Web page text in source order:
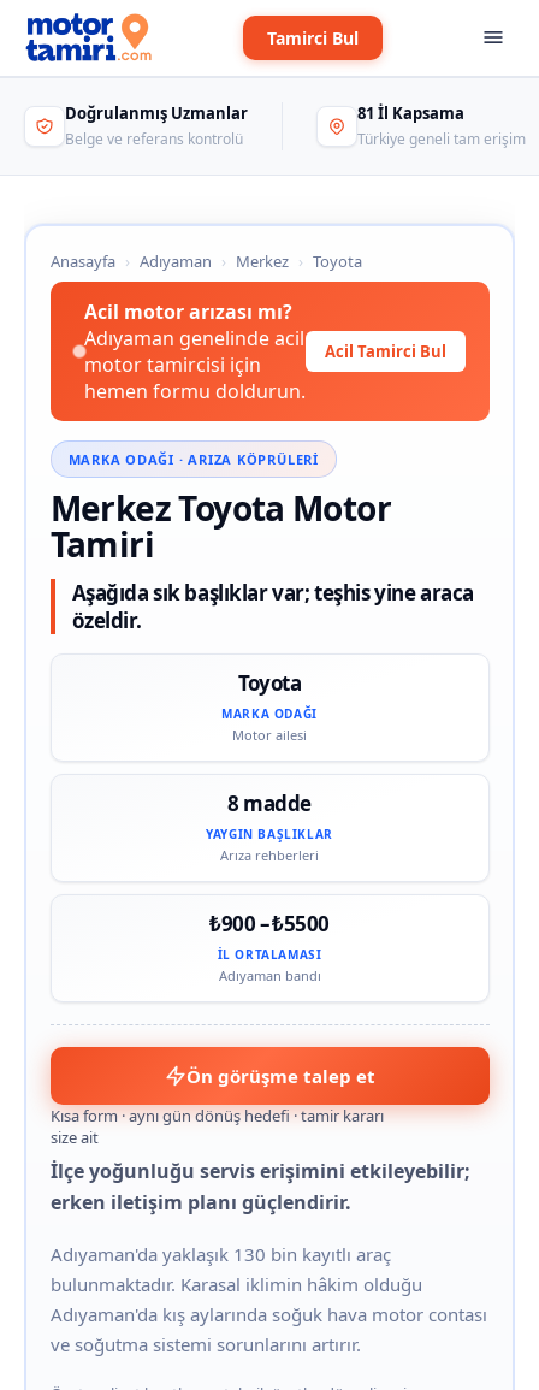
Tamirci Bul
Doğrulanmış Uzmanlar
Belge ve referans kontrolü
81 İl Kapsama
Türkiye geneli tam erişim
Anasayfa › Adıyaman › Merkez › Toyota
Acil motor arızası mı?
Adıyaman genelinde acil
motor tamircisi için
hemen formu doldurun.
Acil Tamirci Bul
MARKA ODAĞI · ARIZA KÖPRÜLERI
Merkez Toyota Motor
Tamiri
Aşağıda sık başlıklar var; teşhis yine araca
özeldir.
Toyota
MARKA ODAĞI
Motor ailesi
8 madde
YAYGIN BAŞLIKLAR
Arıza rehberleri
₺900 – ₺5500
İL ORTALAMASI
Adıyaman bandı
Ön görüşme talep et
Kısa form · aynı gün dönüş hedefi · tamir kararı
size ait
İlçe yoğunluğu servis erişimini etkileyebilir;
erken iletişim planı güçlendirir.
Adıyaman'da yaklaşık 130 bin kayıtlı araç
bulunmaktadır. Karasal iklimin hâkim olduğu
Adıyaman'da kış aylarında soğuk hava motor contası
ve soğutma sistemi sorunlarını artırır.